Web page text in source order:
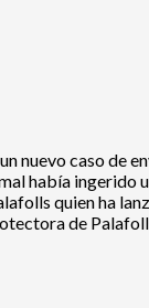
caso de
había ingerido
quien ha
de